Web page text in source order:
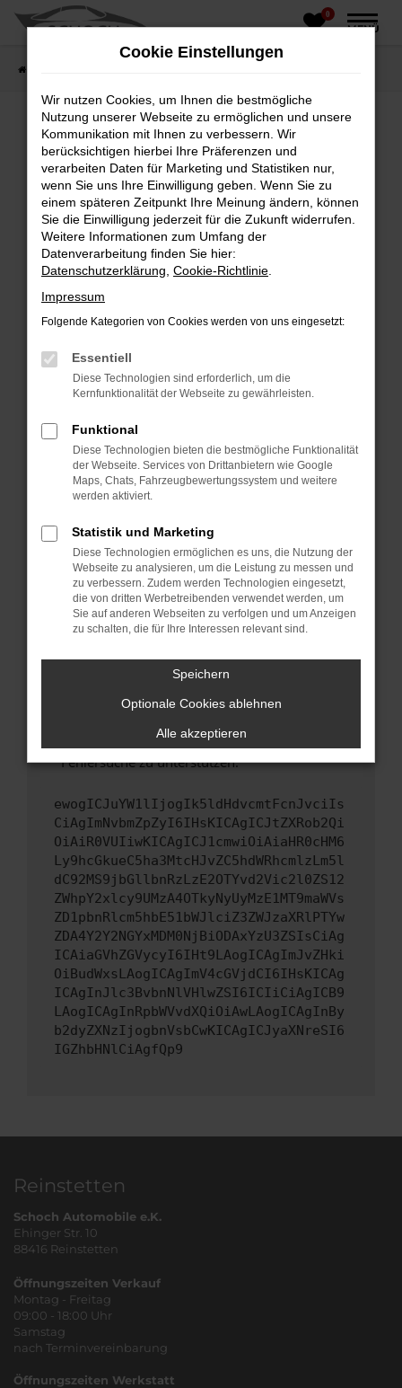
Zum
0
MENÜ
Fehler: Network Error
Beim Laden ist ein Fehler aufgetreten.
Hier sind ein paar Tipps, die dir helfen können:
Überprüfe deine Firewall und deine
Internetverbindung.
Laden andere Webseiten, zum Beispiel deine
Suchmaschine?
Prüfe deine Browsererweiterungen.
können das Laden bestimmter Seiten
verhindern. Funktioniert die Seite in einem
Fenster?
Starte dein Gerät neu.
Das kann manchmal helfen, vorübergehende
Probleme zu beheben.
Betriebssystem auf dem neuesten Stand
sind.
Veraltete Software birgt nicht nur ein
Sicherheitsrisiko, sondern kann auch dazu
führen, dass bestimmte Funktionen nicht mehr
unterstützt werden.
Wende dich an den Webseitenbetreiber.
Wenn du alle oben genannten Schritte versucht
hast, kontaktiere uns bitte. Wir werden
uns diesen Text schicken, um uns bei der
Fehlersuche zu unterstützen:
ewogICJuYW1lIjogIk5ldHdvcmtFcnJvciIs
CiAgImNvbmZpZyI6IHsKICAgICJtZXRob2Qi
OiAiR0VUIiwKICAgICJ1cmwiOiAiaHR0cHM6
Ly9hcGkueC5ha3MtcHJvZC5hdWRhcmlzLm5l
dC92MS9jbGllbnRzLzE2OTYvd2Vic2l0ZS12
ZWhpY2xlcy9UMzA4OTkyNyUyMzE1MT9maWVs
ZD1pbnRlcm5hbE51bWJlciZ3ZWJzaXRlPTYw
ZDA4Y2Y2NGYxMDM0NjBiODAxYzU3ZSIsCiAg
ICAiaGVhZGVycyI6IHt9LAogICAgImJvZHki
OiBudWxsLAogICAgImV4cGVjdCI6IHsKICAg
ICAgInJlc3BvbnNlVHlwZSI6ICIiCiAgICB9
LAogICAgInRpbWVvdXQiOiAwLAogICAgInBy
b2dyZXNzIjogbnVsbCwKICAgICJyaXNreSI6
IGZhbHNlCiAgfQp9
Reinstetten
Schoch Automobile e.K.
Ehinger Str. 10
88416 Reinstetten
Öffnungszeiten Verkauf
Montag - Freitag
09:00 - 18:00 Uhr
Samstag
nach Terminvereinbarung
Öffnungszeiten Werkstatt
Cookie Einstellungen
Wir nutzen Cookies, um Ihnen die bestmögliche
Nutzung unserer Webseite zu ermöglichen und unsere
Kommunikation mit Ihnen zu verbessern. Wir
berücksichtigen hierbei Ihre Präferenzen und
verarbeiten Daten für Marketing und Statistiken nur,
wenn Sie uns Ihre Einwilligung geben. Wenn Sie zu
einem späteren Zeitpunkt Ihre Meinung ändern, können
Sie die Einwilligung jederzeit für die Zukunft widerrufen.
Weitere Informationen zum Umfang der
Datenverarbeitung finden Sie hier:
Datenschutzerklärung Cookie-Richtlinie
Impressum
Folgende Kategorien von Cookies werden von uns eingesetzt:
Essentiell
Diese Technologien sind erforderlich, um die
Kernfunktionalität der Webseite zu gewährleisten.
Funktional
Diese Technologien bieten die bestmögliche Funktionalität
der Webseite. Services von Drittanbietern wie Google
Maps, Chats, Fahrzeugbewertungssystem und weitere
werden aktiviert.
Statistik und Marketing
Diese Technologien ermöglichen es uns, die Nutzung der
Webseite zu analysieren, um die Leistung zu messen und
zu verbessern. Zudem werden Technologien eingesetzt,
die von dritten Werbetreibenden verwendet werden, um
Sie auf anderen Webseiten zu verfolgen und um Anzeigen
zu schalten, die für Ihre Interessen relevant sind.
Speichern
Optionale Cookies ablehnen
Alle akzeptieren